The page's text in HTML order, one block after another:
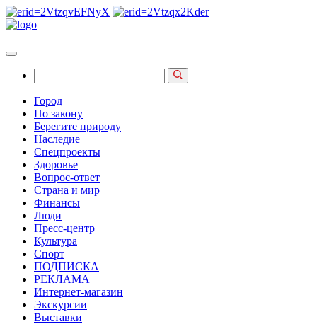
Город
По закону
Берегите природу
Наследие
Спецпроекты
Здоровье
Вопрос-ответ
Страна и мир
Финансы
Люди
Пресс-центр
Культура
Спорт
ПОДПИСКА
РЕКЛАМА
Интернет-магазин
Экскурсии
Выставки